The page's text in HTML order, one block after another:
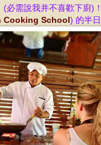
必需說我并不喜歡下廚)
Cooking School ) 的半